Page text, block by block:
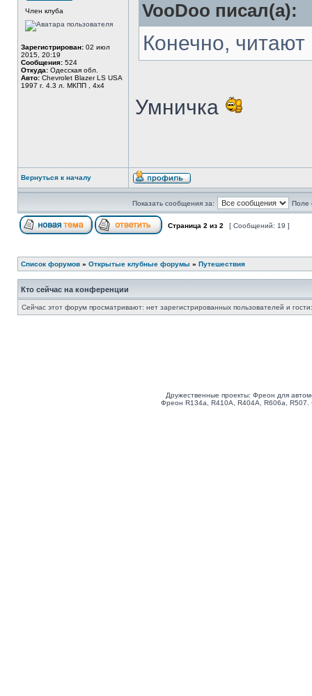
Член клуба
Зарегистрирован: 02 июл
2015, 20:19
Сообщения: 524
Откуда: Одесская обл.
Авто: Chevrolet Blazer LS USA
1997 г. 4.3 л. МКПП , 4х4
VooDoo писал(а):
Конечно,
Умничка
Вернуться к началу
Показать сообщения за: Поле
Страница 2 из 2 [ Сообщений: 19 ]
Список форумов » Открытые клубные форумы » Путешествия
Кто сейчас на конференции
Сейчас этот форум просматривают: нет зарегистрированных пользователей и
Дружественные проекты: Фреон для
Фреон R134a, R410A, R404A, R606a,